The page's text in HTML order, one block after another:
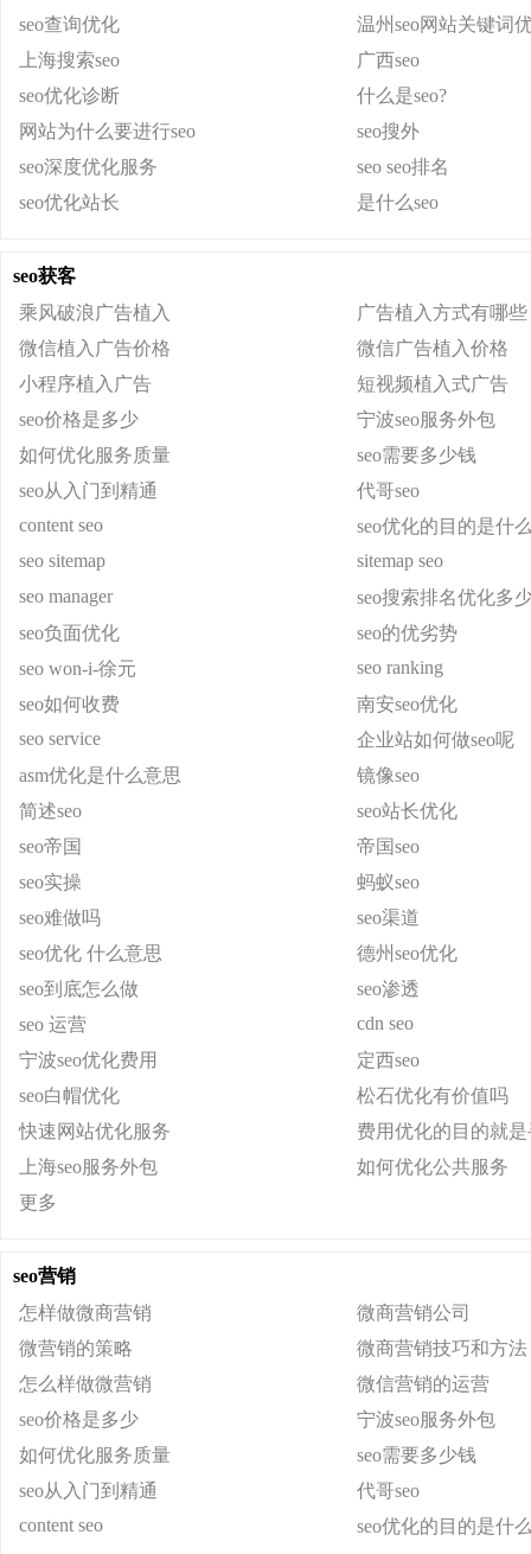
seo查询优化
温州seo网站关键词
上海搜索seo
广西seo
seo优化诊断
什么是seo?
网站为什么要进行seo
seo搜外
seo深度优化服务
seo seo排名
seo优化站长
是什么seo
seo获客
乘风破浪广告植入
广告植入方式有哪些
微信植入广告价格
微信广告植入价格
小程序植入广告
短视频植入式广告
seo价格是多少
宁波seo服务外包
如何优化服务质量
seo需要多少钱
seo从入门到精通
代哥seo
content seo
seo优化的目的是什
seo sitemap
sitemap seo
seo manager
seo搜索排名优化多
seo负面优化
seo的优劣势
seo won-i-徐元
seo ranking
seo如何收费
南安seo优化
seo service
企业站如何做seo呢
asm优化是什么意思
镜像seo
简述seo
seo站长优化
seo帝国
帝国seo
seo实操
蚂蚁seo
seo难做吗
seo渠道
seo优化 什么意思
德州seo优化
seo到底怎么做
seo渗透
seo 运营
cdn seo
宁波seo优化费用
定西seo
seo白帽优化
松石优化有价值吗
快速网站优化服务
费用优化的目的就
上海seo服务外包
如何优化公共服务
更多
seo营销
怎样做微商营销
微商营销公司
微营销的策略
微商营销技巧和方法
怎么样做微营销
微信营销的运营
seo价格是多少
宁波seo服务外包
如何优化服务质量
seo需要多少钱
seo从入门到精通
代哥seo
content seo
seo优化的目的是什